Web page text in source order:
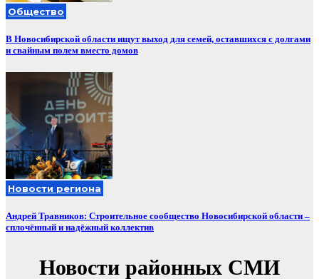
Общество
В Новосибирской области ищут выход для семей, оставшихся с долгами
и свайным полем вместо домов
Новости региона
Андрей Травников: Строительное сообщество Новосибирской области –
сплочённый и надёжный коллектив